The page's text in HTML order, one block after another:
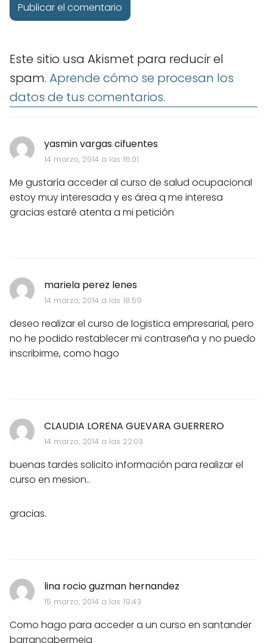
yasmin vargas cifuentes
14 marzo, 2014 a las 16:01
Me gustaría acceder al curso de salud ocupacional
estoy muy interesada y es área q me interesa
gracias estaré atenta a mi petición
mariela perez lenes
14 marzo, 2014 a las 18:59
deseo realizar el curso de logistica empresarial, pero
no he podido restablecer mi contraseña y no puedo
inscribirme, como hago
CLAUDIA LORENA GUEVARA GUERRERO
14 marzo, 2014 a las 22:03
buenas tardes solicito información para realizar el
curso en mesion..
gracias.
lina rocio guzman hernandez
15 marzo, 2014 a las 19:43
Como hago para acceder a un curso en santander
barrancabermeja
Este sitio usa Akismet para reducir el
spam. Aprende cómo se procesan los
datos de tus comentarios.